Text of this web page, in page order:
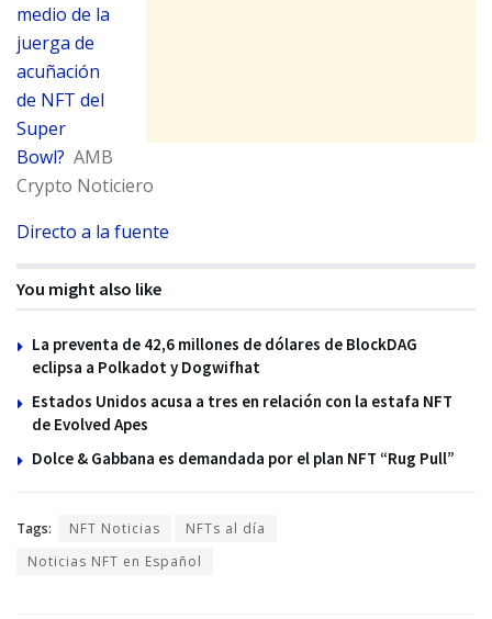
medio de la
juerga de
acuñación
de NFT del
Super
Bowl? AMB
Crypto Noticiero
Directo a la fuente
You might also like
La preventa de 42,6 millones de dólares de BlockDAG
eclipsa a Polkadot y Dogwifhat
Estados Unidos acusa a tres en relación con la estafa NFT
de Evolved Apes
Dolce & Gabbana es demandada por el plan NFT “Rug Pull”
Tags: NFT Noticias
NFTs al día
Noticias NFT en Español